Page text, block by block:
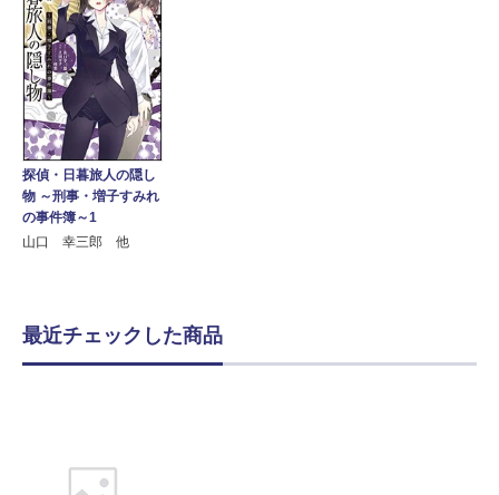
探偵・日暮旅人の隠し
物 ～刑事・増子すみれ
の事件簿～1
山口 幸三郎 他
最近チェックした商品